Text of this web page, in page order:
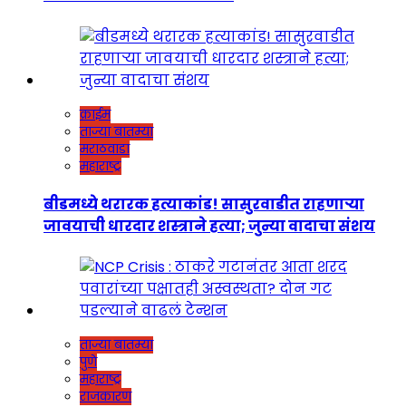
क्राईम
ताज्या बातम्या
मराठवाडा
महाराष्ट्र
बीडमध्ये थरारक हत्याकांड! सासुरवाडीत राहणाऱ्या
जावयाची धारदार शस्त्राने हत्या; जुन्या वादाचा संशय
ताज्या बातम्या
पुणे
महाराष्ट्र
राजकारण